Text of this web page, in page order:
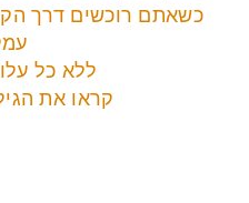
כשאתם רוכשים דרך
ללא כל
קראו את